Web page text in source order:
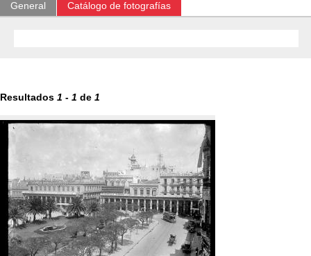
General Catálogo de fotografías
Resultados 1 - 1 de 1